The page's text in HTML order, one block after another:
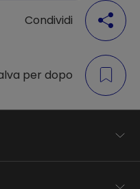
Condividi
per dopo